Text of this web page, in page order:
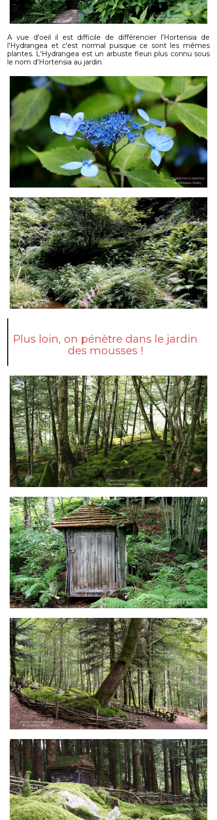
A vue d'oeil il est difficile de différencier l'Hortensia de
l'Hydrangea et c'est normal puisque ce sont les mêmes
plantes. L'Hydrangea est un arbuste fleuri plus connu sous
le nom d'Hortensia au jardin.
Plus loin, on pénètre dans le jardin
des mousses !